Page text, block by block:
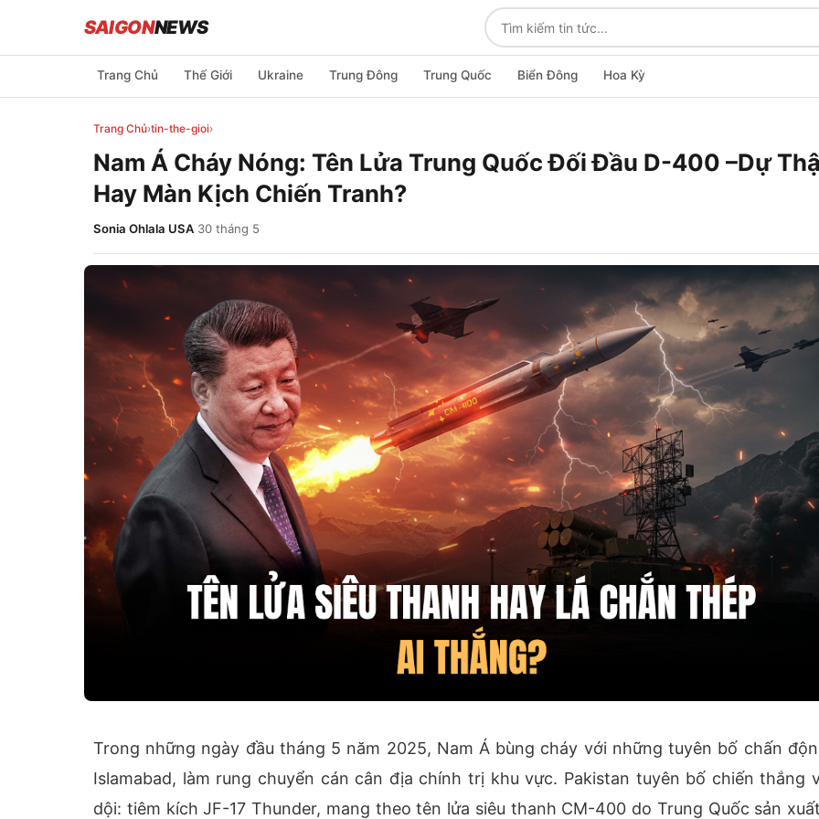
SAIGONNEWS
Trang Chủ Thế Giới Ukraine Trung Đông Trung Quốc Biển Đông Hoa Kỳ
Trang Chủ›tin-the-gioi›
Nam Á Cháy Nóng: Tên Lửa Trung Quốc Đối Đầu D-400 –Dự
Hay Màn Kịch Chiến Tranh?
Sonia Ohlala USA·30 tháng 5
Trong những ngày đầu tháng 5 năm 2025, Nam Á bùng cháy với những tuyên bố chấn
Islamabad, làm rung chuyển cán cân địa chính trị khu vực. Pakistan tuyên bố chiến thắng
dội: tiêm kích JF-17 Thunder, mang theo tên lửa siêu thanh CM-400 do Trung Quốc sản